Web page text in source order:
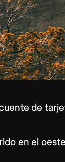
de
en el